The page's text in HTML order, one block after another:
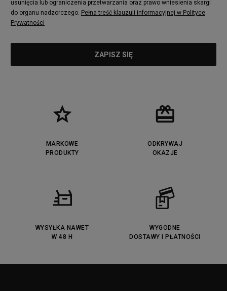
usunięcia lub ograniczenia przetwarzania oraz prawo wniesienia skargi
do organu nadzorczego. Pełna treść klauzuli informacyjnej w Polityce
Prywatności
MARKOWE
PRODUKTY
ODKRYWAJ
OKAZJE
WYSYŁKA NAWET
W 48 H
WYGODNE
DOSTAWY I PŁATNOŚCI